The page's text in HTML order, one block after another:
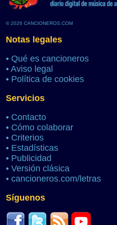
© 2026 CANCIONEROS.COM
Notas legales
• Qué es cancioneros
• Aviso legal
• Política de cookies
Servicios
• Contacto
• Cómo colaborar
• Criterios
• Estadísticas
• Publicidad
• Versión clásica
• cancioneros.com/letras
Síguenos